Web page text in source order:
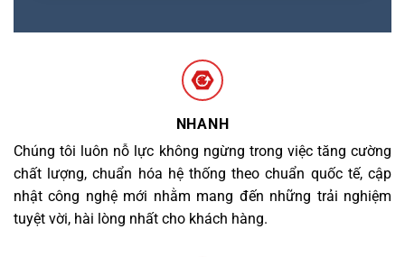
NHANH
Chúng tôi luôn nỗ lực không ngừng trong việc tăng cường
chất lượng, chuẩn hóa hệ thống theo chuẩn quốc tế, cập
nhật công nghệ mới nhằm mang đến những trải nghiệm
tuyệt vời, hài lòng nhất cho khách hàng.